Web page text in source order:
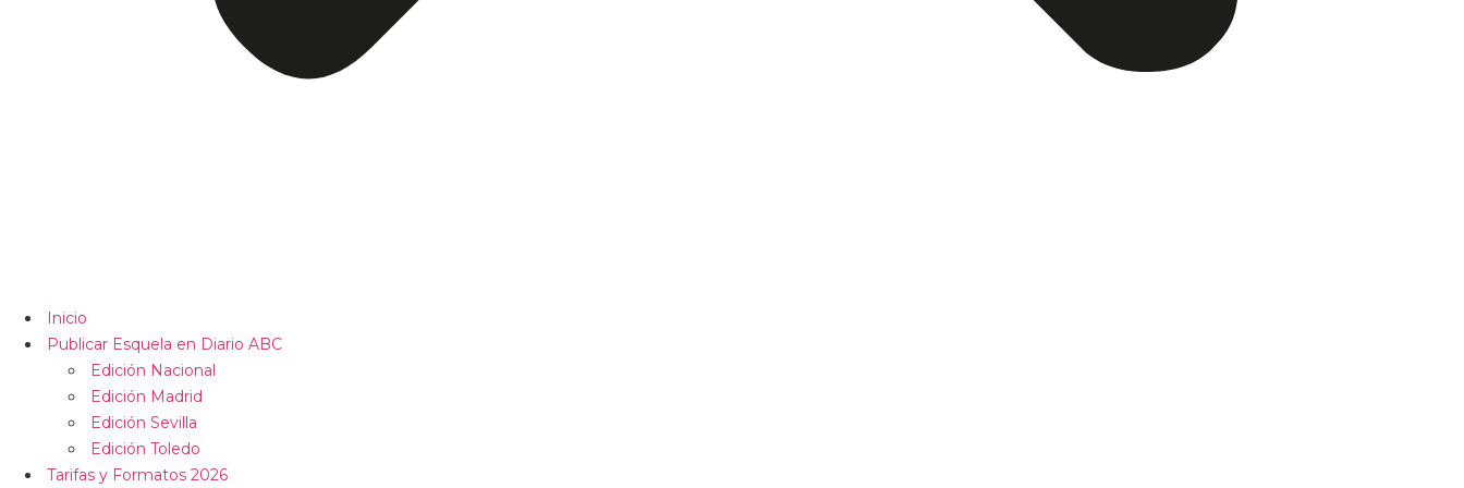
Inicio
Publicar Esquela en Diario ABC
Edición Nacional
Edición Madrid
Edición Sevilla
Edición Toledo
Tarifas y Formatos 2026